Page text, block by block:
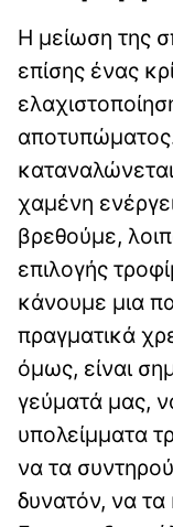
Η μείωση της
επίσης ένας
χαμένη
βρεθούμε,
επιλογής
κάνουμε μια
πραγματικά
όμως, είναι
γεύματά μας,
υπολείμματα
να τα
δυνατόν, να